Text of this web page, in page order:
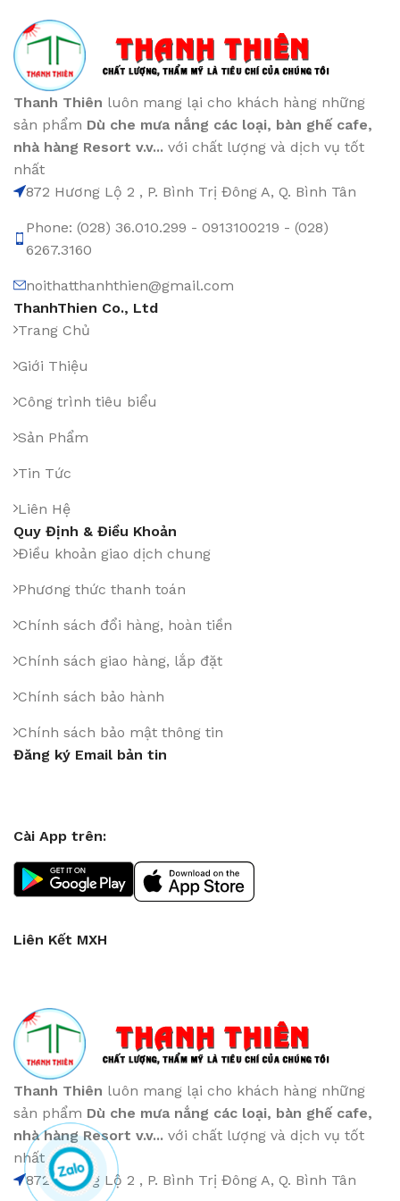
Thanh Thiên luôn mang lại cho khách hàng những
sản phẩm Dù che mưa nắng các loại, bàn ghế cafe,
nhà hàng Resort v.v... với chất lượng và dịch vụ tốt
nhất
872 Hương Lộ 2 , P. Bình Trị Đông A, Q. Bình Tân
Phone: (028) 36.010.299 - 0913100219 - (028)
6267.3160
noithatthanhthien@gmail.com
ThanhThien Co., Ltd
Trang Chủ
Giới Thiệu
Công trình tiêu biểu
Sản Phẩm
Tin Tức
Liên Hệ
Quy Định & Điều Khoản
Điều khoản giao dịch chung
Phương thức thanh toán
Chính sách đổi hàng, hoàn tiền
Chính sách giao hàng, lắp đặt
Chính sách bảo hành
Chính sách bảo mật thông tin
Đăng ký Email bản tin
Cài App trên:
Liên Kết MXH
Thanh Thiên luôn mang lại cho khách hàng những
sản phẩm Dù che mưa nắng các loại, bàn ghế cafe,
nhà hàng Resort v.v... với chất lượng và dịch vụ tốt
nhất
872 Hương Lộ 2 , P. Bình Trị Đông A, Q. Bình Tân